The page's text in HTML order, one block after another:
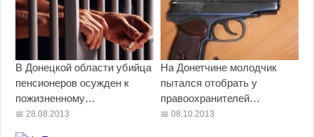
В Донецкой области убийца
пенсионеров осужден к
пожизненному…
28.08.2013
На Донетчине молодчик
пытался отобрать у
правоохранителей…
08.10.2013